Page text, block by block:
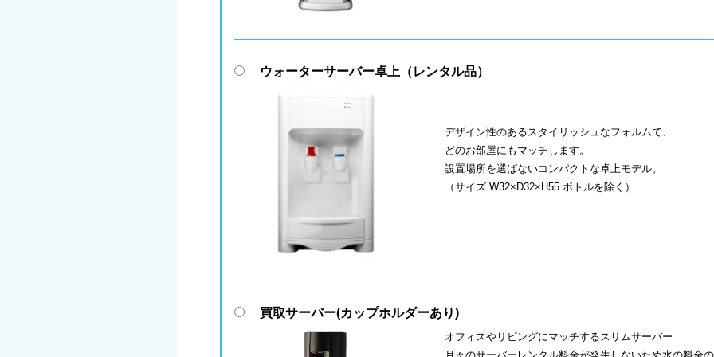
ウォーターサーバー卓上（レンタル品）
デザイン性のあるスタイリッシュなフォルムで、
どのお部屋にもマッチします。
設置場所を選ばないコンパクトな卓上モデル。
（サイズ W32×D32×H55 ボトルを除く）
買取サーバー(カップホルダーあり)
オフィスやリビングにマッチするスリムサーバー